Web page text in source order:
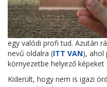
egy valódi profi tud. Azután
nevű oldalra (ITT VAN), ahol
környezetbe helyező
Kiderült, hogy nem is igazi